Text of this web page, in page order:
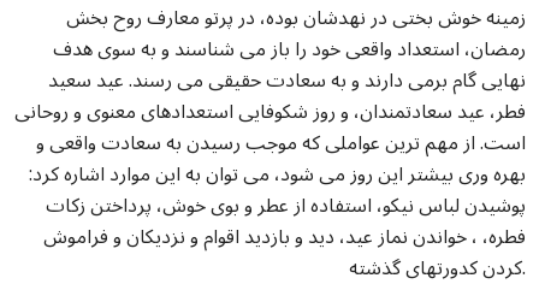
زمینه خوش بختی در نهدشان بوده، در پرتو معارف روح بخش
رمضان، استعداد واقعی خود را باز می شناسند و به سوی هدف
نهایی گام برمی دارند و به سعادت حقیقی می رسند. عید سعید
فطر، عید سعادتمندان، و روز شکوفایی استعدادهای معنوی و روحانی
است. از مهم ترین عواملی که موجب رسیدن به سعادت واقعی و
بهره وری بیشتر این روز می شود، می توان به این موارد اشاره کرد:
پوشیدن لباس نیکو، استفاده از عطر و بوی خوش، پرداختن زکات
فطره، ، خواندن نماز عید، دید و بازدید اقوام و نزدیکان و فراموش
کردن کدورتهای گذشته.